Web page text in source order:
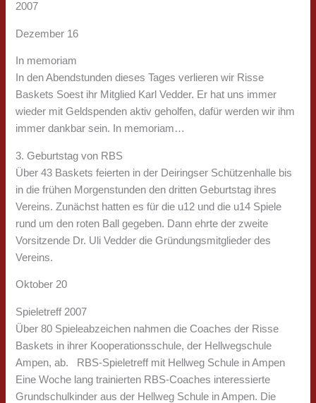
2007
Dezember 16
In memoriam
In den Abendstunden dieses Tages verlieren wir Risse
Baskets Soest ihr Mitglied Karl Vedder. Er hat uns immer
wieder mit Geldspenden aktiv geholfen, dafür werden wir ihm
immer dankbar sein. In memoriam…
3. Geburtstag von RBS
Über 43 Baskets feierten in der Deiringser Schützenhalle bis
in die frühen Morgenstunden den dritten Geburtstag ihres
Vereins. Zunächst hatten es für die u12 und die u14 Spiele
rund um den roten Ball gegeben. Dann ehrte der zweite
Vorsitzende Dr. Uli Vedder die Gründungsmitglieder des
Vereins.
Oktober 20
Spieletreff 2007
Über 80 Spieleabzeichen nahmen die Coaches der Risse
Baskets in ihrer Kooperationsschule, der Hellwegschule
Ampen, ab. RBS-Spieletreff mit Hellweg Schule in Ampen
Eine Woche lang trainierten RBS-Coaches interessierte
Grundschulkinder aus der Hellweg Schule in Ampen. Die